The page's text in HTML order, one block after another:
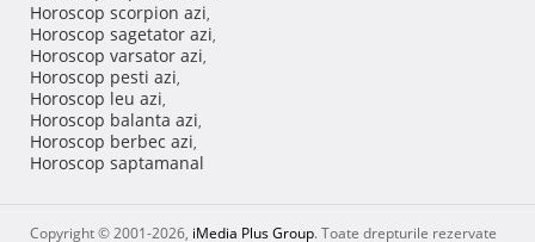
Horoscop scorpion azi,
Horoscop sagetator azi,
Horoscop varsator azi,
Horoscop pesti azi,
Horoscop leu azi,
Horoscop balanta azi,
Horoscop berbec azi,
Horoscop saptamanal
Copyright © 2001-2026, iMedia Plus Group. Toate drepturile rezervate